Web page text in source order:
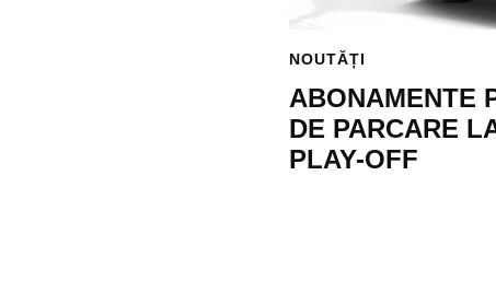
NOUTĂȚI
ABONAMENTE
DE PARCARE
PLAY-OFF